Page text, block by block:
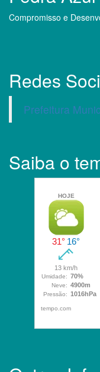
Compromisso e
Redes
Prefeitura
Saiba o